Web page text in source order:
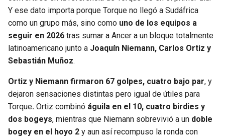
Y ese dato importa porque Torque no llegó a Sudáfrica
como un grupo más, sino como uno de los equipos a
seguir en 2026 tras sumar a Ancer a un bloque totalmente
latinoamericano junto a Joaquín Niemann, Carlos Ortiz y
Sebastián Muñoz.
Ortiz y Niemann firmaron 67 golpes, cuatro bajo par, y
dejaron sensaciones distintas pero igual de útiles para
Torque. Ortiz combinó águila en el 10, cuatro birdies y
dos bogeys, mientras que Niemann sobrevivió a un doble
bogey en el hoyo 2 y aun así recompuso la ronda con